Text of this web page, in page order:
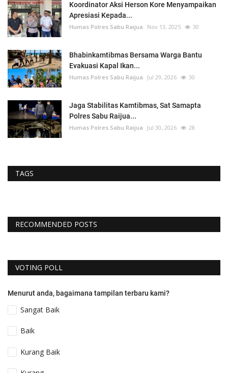
Koordinator Aksi Herson Kore Menyampaikan
Apresiasi Kepada...
Humas Polres Sabu Raijua Nov 13, 2025 30
Bhabinkamtibmas Bersama Warga Bantu
Evakuasi Kapal Ikan...
Humas Polres Sabu Raijua Jul 29, 2026 30
Jaga Stabilitas Kamtibmas, Sat Samapta
Polres Sabu Raijua...
Humas Polres Sabu Raijua Jul 30, 2026 28
TAGS
RECOMMENDED POSTS
VOTING POLL
Menurut anda, bagaimana tampilan terbaru kami?
Sangat Baik
Baik
Kurang Baik